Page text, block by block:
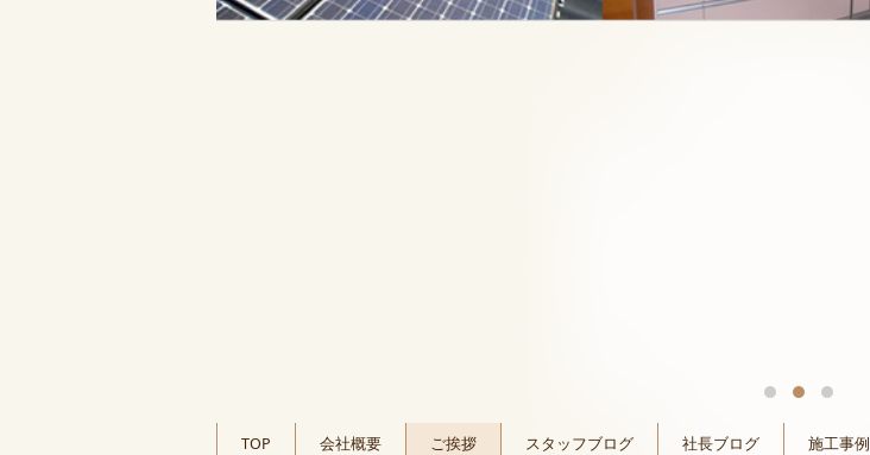
TOP 会社概要 ご挨拶 スタッフブログ 社長ブログ 施工事例